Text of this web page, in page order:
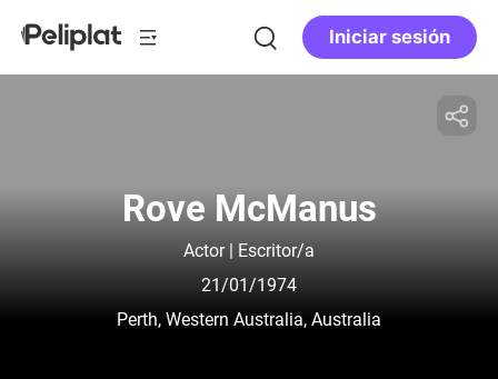
Iniciar sesión
Rove McManus
Actor | Escritor/a
21/01/1974
Perth, Western Australia, Australia